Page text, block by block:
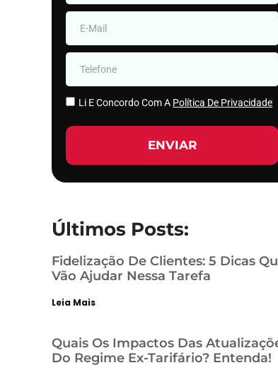
Li E Concordo Com A Política De Privacidade
ENVIAR
Últimos Posts:
Fidelização De Clientes: 5 Dicas
Vão Ajudar Nessa Tarefa
Leia Mais
Quais Os Impactos Das
Do Regime Ex-Tarifário? Entenda!